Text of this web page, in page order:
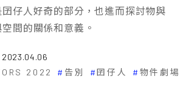
囝仔人好奇的部分，也進而探討物與
空間的關係和意義。
2023.04.06
2022
告別 囝仔人 物件劇場